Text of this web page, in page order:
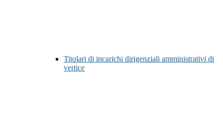
Titolari di incarichi dirigenziali amministrativi di
vertice